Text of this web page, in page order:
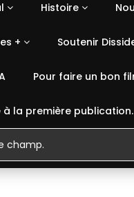
Histoire
+ Soutenir
Pour faire un bon
à la première publication.